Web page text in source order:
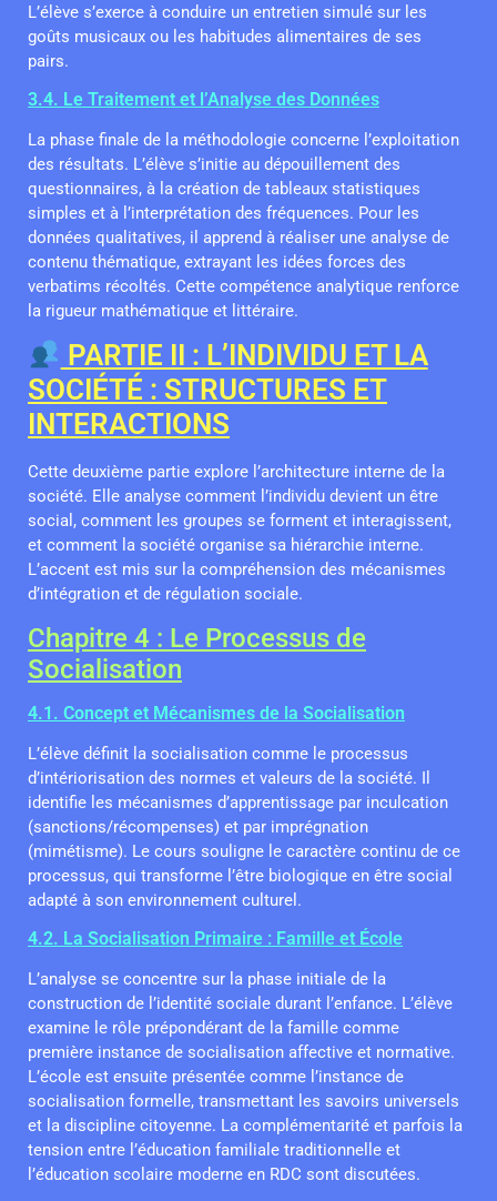
L’élève s’exerce à conduire un entretien simulé sur les
goûts musicaux ou les habitudes alimentaires de ses
pairs.
3.4. Le Traitement et l’Analyse des Données
La phase finale de la méthodologie concerne l’exploitation
des résultats. L’élève s’initie au dépouillement des
questionnaires, à la création de tableaux statistiques
simples et à l’interprétation des fréquences. Pour les
données qualitatives, il apprend à réaliser une analyse de
contenu thématique, extrayant les idées forces des
verbatims récoltés. Cette compétence analytique renforce
la rigueur mathématique et littéraire.
PARTIE II : L’INDIVIDU ET LA
SOCIÉTÉ : STRUCTURES ET
INTERACTIONS
Cette deuxième partie explore l’architecture interne de la
société. Elle analyse comment l’individu devient un être
social, comment les groupes se forment et interagissent,
et comment la société organise sa hiérarchie interne.
L’accent est mis sur la compréhension des mécanismes
d’intégration et de régulation sociale.
Chapitre 4 : Le Processus de
Socialisation
4.1. Concept et Mécanismes de la Socialisation
L’élève définit la socialisation comme le processus
d’intériorisation des normes et valeurs de la société. Il
identifie les mécanismes d’apprentissage par inculcation
(sanctions/récompenses) et par imprégnation
(mimétisme). Le cours souligne le caractère continu de ce
processus, qui transforme l’être biologique en être social
adapté à son environnement culturel.
4.2. La Socialisation Primaire : Famille et École
L’analyse se concentre sur la phase initiale de la
construction de l’identité sociale durant l’enfance. L’élève
examine le rôle prépondérant de la famille comme
première instance de socialisation affective et normative.
L’école est ensuite présentée comme l’instance de
socialisation formelle, transmettant les savoirs universels
et la discipline citoyenne. La complémentarité et parfois la
tension entre l’éducation familiale traditionnelle et
l’éducation scolaire moderne en RDC sont discutées.